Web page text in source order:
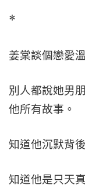
*
姜棠談個戀愛
別人都說她男
他所有故事。
知道他沉默背
知道他是只天